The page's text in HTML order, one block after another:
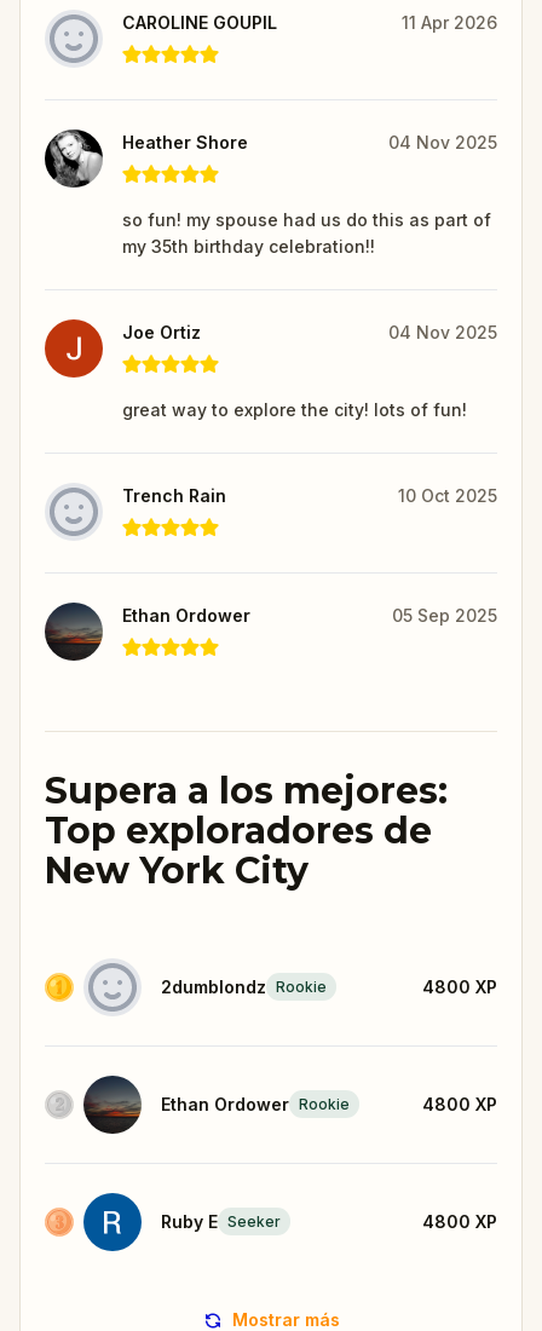
CAROLINE GOUPIL 11 Apr 2026
Heather Shore 04 Nov 2025
so fun! my spouse had us do this as part of
my 35th birthday celebration!!
Joe Ortiz 04 Nov 2025
great way to explore the city! lots of fun!
Trench Rain 10 Oct 2025
Ethan Ordower 05 Sep 2025
Supera a los mejores:
Top exploradores de
New York City
2dumblondz Rookie 4800 XP
Ethan Ordower Rookie 4800 XP
Ruby E Seeker 4800 XP
Mostrar más